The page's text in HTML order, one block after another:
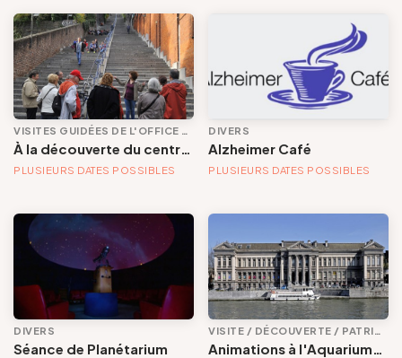
Congrès/Salon/Foire
Divers
Animation, festivité
Type de public
Quartier de Liège
Activités sportives
Langues parlées
Accessibilité
Services et équipements
Voir les offres
VISITES GUIDÉES DE L'OFFICE DE TOURISME
À la découverte du centre historique (en français)
PLUSIEURS DATES POSSIBLES
DIVERS
Alzheimer Café
PLUSIEURS DATES POSSIBLES
DIVERS
Séance de Planétarium
VISITE / DÉCOUVERTE / PATRIMOINE
Animations à l'Aquarium-Muséum